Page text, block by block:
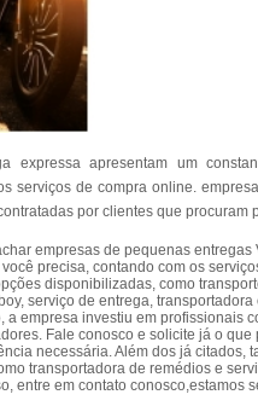
expressa apresentam um
serviços de compra online.
por clientes que procuram
empresas de pequenas entregas
precisa, contando com os
disponibilizadas, como
serviço de entrega, transportadora
a empresa investiu em profissionais
Fale conosco e solicite já o que
necessária. Além dos já citados,
transportadora de remédios e
entre em contato conosco,estamos